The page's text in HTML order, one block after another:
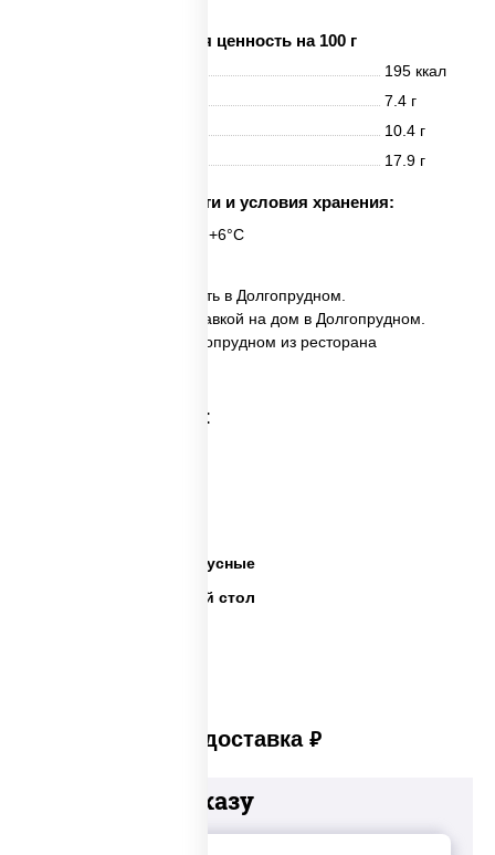
Пищевая ценность на 100 г
195 ккал
7.4 г
10.4 г
17.9 г
Срок годности и условия хранения:
6 часов при t° от +2°C до +6°C
✅ Поке с лососем заказать в Долгопрудном.
✅ Поке с лососем с доставкой на дом в Долгопрудном.
✅ Поке с лососем в Долгопрудном из ресторана
Категории товара:
Салаты недорогие и вкусные
Салаты на праздничный стол
Платная доставка руб
Добавьте к заказу